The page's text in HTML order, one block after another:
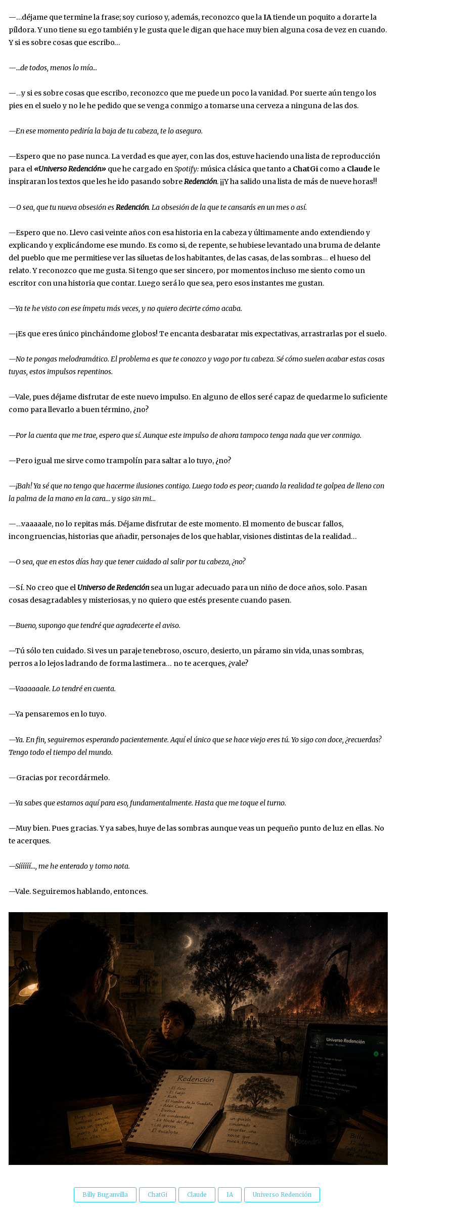
—…déjame que termine la frase; soy curioso y, además, reconozco que la IAtiende un poquito a dorarte la
píldora. Y uno tiene su ego también y le gusta que le digan que hace muy bien alguna cosa de vez en cuando.
Y si es sobre cosas que escribo…
—…de todos, menos lo mío…
—…y si es sobre cosas que escribo, reconozco que me puede un poco la vanidad. Por suerte aún tengo los
pies en el suelo y no le he pedido que se venga conmigo a tomarse una cerveza a ninguna de las dos.
—En ese momento pediría la baja de tu cabeza, te lo aseguro.
—Espero que no pase nunca. La verdad es que ayer, con las dos, estuve haciendo una lista de reproducción
para el«Universo Redención» que he cargado enSpotify: música clásica que tanto a ChatGi como a Claudele
inspiraran los textos que les he ido pasando sobreRedención. ¡¡Y ha salido una lista de más de nueve horas!!
—O sea, que tu nueva obsesión esRedención. La obsesión de la que te cansarás en un mes o así.
—Espero que no. Llevo casi veinte años con esa historia en la cabeza y últimamente ando extendiendo y
explicando y explicándome ese mundo. Es como si, de repente, se hubiese levantado una bruma de delante
del pueblo que me permitiese ver las siluetas de los habitantes, de las casas, de las sombras… el hueso del
relato. Y reconozco que me gusta. Si tengo que ser sincero, por momentos incluso me siento como un
escritor con una historia que contar. Luego será lo que sea, pero esos instantes me gustan.
—Ya te he visto con ese ímpetu más veces, y no quiero decirte cómo acaba.
—¡Es que eres único pinchándome globos! Te encanta desbaratar mis expectativas, arrastrarlas por el suelo.
—No te pongas melodramático. El problema es que te conozco y vago por tu cabeza. Sé cómo suelen acabar estas cosas
tuyas, estos impulsos repentinos.
—Vale, pues déjame disfrutar de este nuevo impulso. En alguno de ellos seré capaz de quedarme lo suficiente
como para llevarlo a buen término, ¿no?
—Por la cuenta que me trae, espero que sí. Aunque este impulso de ahora tampoco tenga nada que ver conmigo.
—Pero igual me sirve como trampolín para saltar a lo tuyo, ¿no?
—¡Bah! Ya sé que no tengo que hacerme ilusiones contigo. Luego todo es peor; cuando la realidad te golpea de lleno con
la palma de la mano en la cara… y sigo sin mi…
—…vaaaaale, no lo repitas más. Déjame disfrutar de este momento. El momento de buscar fallos,
incongruencias, historias que añadir, personajes de los que hablar, visiones distintas de la realidad…
—O sea, que en estos días hay que tener cuidado al salir por tu cabeza, ¿no?
—Sí. No creo que el Universo de Redenciónsea un lugar adecuado para un niño de doce años, solo. Pasan
cosas desagradables y misteriosas, y no quiero que estés presente cuando pasen.
—Bueno, supongo que tendré que agradecerte el aviso.
—Tú sólo ten cuidado. Si ves un paraje tenebroso, oscuro, desierto, un páramo sin vida, unas sombras,
perros a lo lejos ladrando de forma lastimera… no te acerques, ¿vale?
—Vaaaaaale. Lo tendré en cuenta.
—Ya pensaremos en lo tuyo.
—Ya. En fin, seguiremos esperando pacientemente. Aquí el único que se hace viejo eres tú. Yo sigo con doce, ¿recuerdas?
Tengo todo el tiempo del mundo.
—Gracias por recordármelo.
—Ya sabes que estamos aquí para eso, fundamentalmente. Hasta que me toque el turno.
—Muy bien. Pues gracias. Y ya sabes, huye de las sombras aunque veas un pequeño punto de luz en ellas. No
te acerques.
—Síííííí…, me he enterado y tomo nota.
—Vale. Seguiremos hablando, entonces.
Billy Buganvilla ChatGi Claude IA Universo Redención